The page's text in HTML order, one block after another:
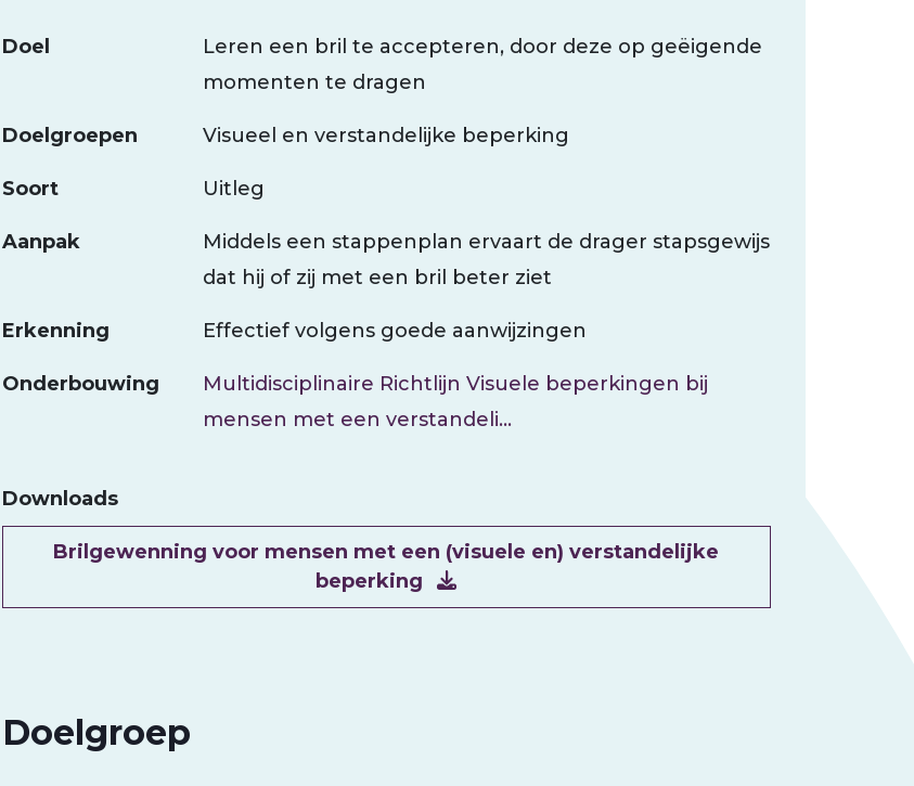
Doel
Leren een bril te accepteren, door deze op geëigende
momenten te dragen
Doelgroepen Visueel en verstandelijke beperking
Soort Uitleg
Aanpak
Middels een stappenplan ervaart de drager stapsgewijs
dat hij of zij met een bril beter ziet
Erkenning Effectief volgens goede aanwijzingen
Onderbouwing
Multidisciplinaire Richtlijn Visuele beperkingen bij
mensen met een verstandeli…
Downloads
Document
Brilgewenning voor mensen met een (visuele en) verstandelijke
beperking
Doelgroep